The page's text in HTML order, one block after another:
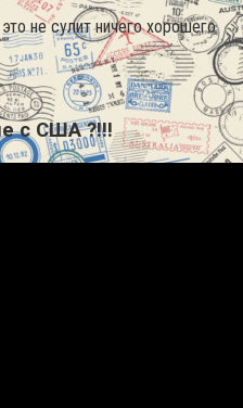
не сулит ничего хорошего
с США ?!!!